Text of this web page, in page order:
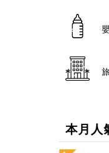
本月人